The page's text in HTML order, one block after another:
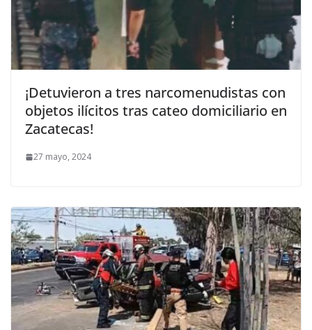
¡Detuvieron a tres narcomenudistas con
objetos ilícitos tras cateo domiciliario en
Zacatecas!
27 mayo, 2024